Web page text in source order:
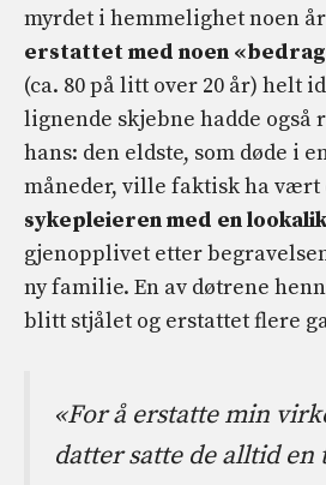
myrdet i hemmelighet noen
erstattet med noen
(ca. 80 på litt over 20 år) helt
lignende skjebne hadde også
hans: den eldste, som døde i
måneder, ville faktisk ha vært
sykepleieren med en
gjenopplivet etter
ny familie. En av døtrene
blitt stjålet og erstattet flere
«For å erstatte min
datter satte de alltid en